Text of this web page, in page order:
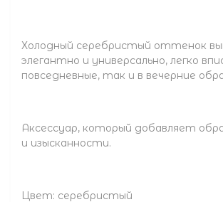
Холодный серебристый оттенок
элегантно и универсально, легко
повседневные, так и в вечерние
Аксессуар, который добавляет
и изысканности.
Цвет: серебристый